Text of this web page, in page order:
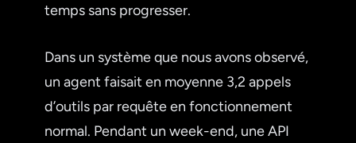
temps sans progresser.
Dans un système que nous avons observé,
un agent faisait en moyenne 3,2 appels
d’outils par requête en fonctionnement
normal. Pendant un week-end, une API